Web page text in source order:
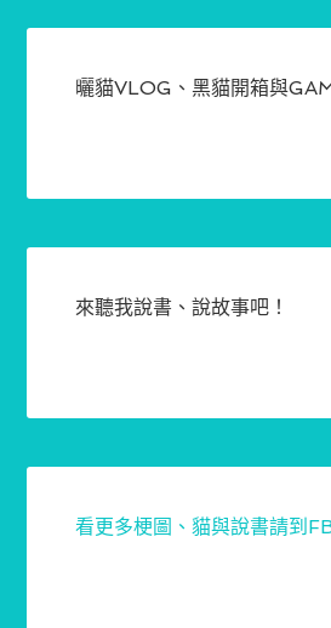
曬貓VLOG、黑貓開箱與
來聽我說書、說故事吧！
看更多梗圖、貓與說書請到